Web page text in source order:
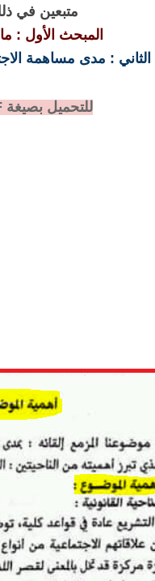
متبعين في
المبحث الأول :
: مدى مساهمة
للتحميل بصيغة PDF :